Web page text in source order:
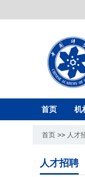
首页 机
首页 >> 人才
人才招聘